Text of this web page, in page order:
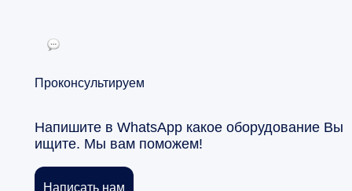
Проконсультируем
Напишите в WhatsApp какое оборудование Вы
ищите. Мы вам поможем!
Написать нам